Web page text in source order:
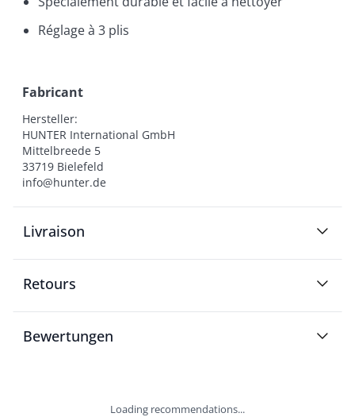
Réglage à 3 plis
Fabricant
Hersteller:
HUNTER International GmbH
Mittelbreede 5
33719 Bielefeld
info@hunter.de
Livraison
Retours
Bewertungen
Loading recommendations...